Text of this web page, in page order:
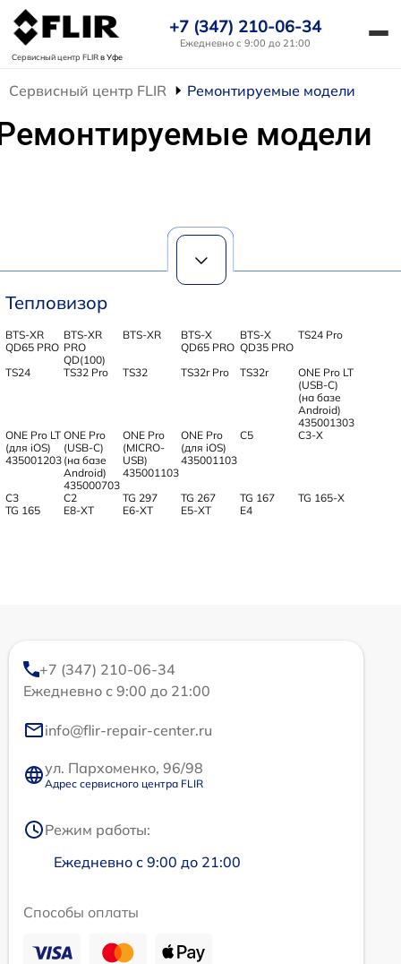
Сервисный центр FLIRв Уфе
+7 (347) 210-06-34
Ежедневно с 9:00 до 21:00
Сервисный центр FLIR Ремонтируемые модели
модели
Тепловизор
BTS-XR
QD65 PRO
BTS-XR
PRO
QD(100)
BTS-XR
BTS-X
QD65 PRO
BTS-X
QD35 PRO
TS24 Pro
TS24 TS32 Pro TS32 TS32r Pro TS32r
ONE Pro LT
(USB-C)
(на базе
Android)
435001303
ONE Pro LT
(для iOS)
435001203
ONE Pro
(USB-C)
(на базе
Android)
435000703
ONE Pro
(MICRO-
USB)
435001103
ONE Pro
(для iOS)
435001103
С5 С3-Х
С3 C2 TG 297 TG 267 TG 167
TG 165-X
TG 165
E8-XT E6-XT E5-XT E4
+7 (347) 210-06-34
Ежедневно с 9:00 до 21:00
info@flir-repair-center.ru
ул. Пархоменко, 96/98
Адрес сервисного центра FLIR
Режим работы:
Ежедневно с 9:00 до 21:00
Способы оплаты